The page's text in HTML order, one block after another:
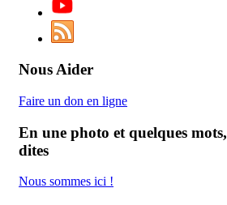
Nous Aider
Faire un don en ligne
En une photo et quelques mots,
dites
Nous sommes ici !